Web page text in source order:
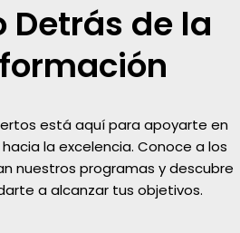
Detrás de la
está aquí para apoyarte en
la excelencia. Conoce a los
nuestros programas y descubre
a alcanzar tus objetivos.